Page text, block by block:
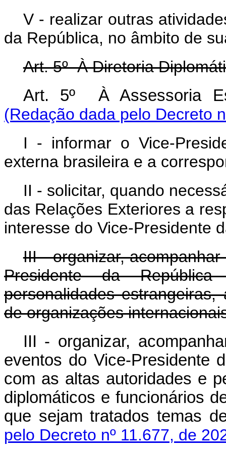
V - realizar outras
da República, no âmbito de
Art. 5º À Diretoria
Art. 5º À Assessoria
(Redação dada pelo Decreto
I - informar o Vice-
externa brasileira e a
II - solicitar, quando
das Relações Exteriores a
interesse do Vice-Presidente
III - organizar,
Presidente da
personalidades
de organizações
III - organizar,
eventos do Vice-Presidente
com as altas autoridades e
diplomáticos e funcionários
que sejam tratados temas
pelo Decreto nº 11.677, de